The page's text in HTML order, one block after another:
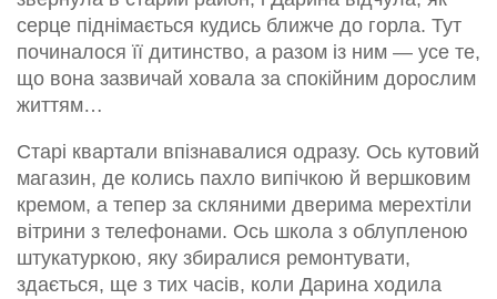
серце піднімається кудись ближче до горла. Тут
починалося її дитинство, а разом із ним — усе те,
що вона зазвичай ховала за спокійним дорослим
життям…
Старі квартали впізнавалися одразу. Ось кутовий
магазин, де колись пахло випічкою й вершковим
кремом, а тепер за скляними дверима мерехтіли
вітрини з телефонами. Ось школа з облупленою
штукатуркою, яку збиралися ремонтувати,
здається, ще з тих часів, коли Дарина ходила